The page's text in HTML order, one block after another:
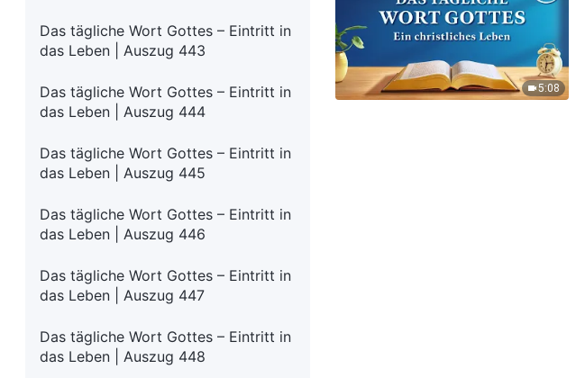
Das tägliche Wort Gottes – Eintritt in
das Leben | Auszug 443
Das tägliche Wort Gottes – Eintritt in
das Leben | Auszug 444
Das tägliche Wort Gottes – Eintritt in
das Leben | Auszug 445
Das tägliche Wort Gottes – Eintritt in
das Leben | Auszug 446
Das tägliche Wort Gottes – Eintritt in
das Leben | Auszug 447
Das tägliche Wort Gottes – Eintritt in
das Leben | Auszug 448
5:08